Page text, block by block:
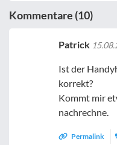
Kommentare (10)
Patrick
Ist der
korrekt?
Kommt mir
nachrechne.
Permalink